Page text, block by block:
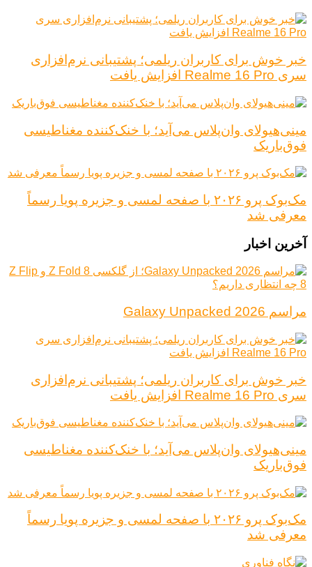
خبر خوش برای کاربران ریلمی؛ پشتیبانی نرم‌افزاری
سری Realme 16 Pro افزایش یافت
مینی‌هیولای وان‌پلاس می‌آید؛ با خنک‌کننده مغناطیسی
فوق‌باریک
مک‌بوک پرو ۲۰۲۶ با صفحه لمسی و جزیره پویا رسماً
معرفی شد
آخرین اخبار
مراسم Galaxy Unpacked 2026
خبر خوش برای کاربران ریلمی؛ پشتیبانی نرم‌افزاری
سری Realme 16 Pro افزایش یافت
مینی‌هیولای وان‌پلاس می‌آید؛ با خنک‌کننده مغناطیسی
فوق‌باریک
مک‌بوک پرو ۲۰۲۶ با صفحه لمسی و جزیره پویا رسماً
معرفی شد